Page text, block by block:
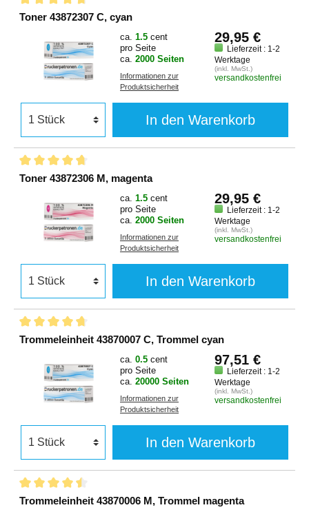
Toner 43872307 C, cyan
ca. 1.5 cent
pro Seite
ca. 2000 Seiten
Informationen zur
Produktsicherheit
29,95 €
Lieferzeit : 1-2
Werktage
(inkl. MwSt.)
versandkostenfrei
In den Warenkorb
Toner 43872306 M, magenta
ca. 1.5 cent
pro Seite
ca. 2000 Seiten
Informationen zur
Produktsicherheit
29,95 €
Lieferzeit : 1-2
Werktage
(inkl. MwSt.)
versandkostenfrei
In den Warenkorb
Trommeleinheit 43870007 C, Trommel cyan
ca. 0.5 cent
pro Seite
ca. 20000 Seiten
Informationen zur
Produktsicherheit
97,51 €
Lieferzeit : 1-2
Werktage
(inkl. MwSt.)
versandkostenfrei
In den Warenkorb
Trommeleinheit 43870006 M, Trommel magenta